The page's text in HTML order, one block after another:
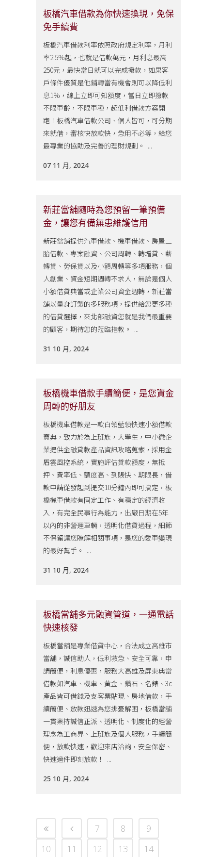
板橋汽車借款為你快速換現，免保
免手續費
板橋汽車借款利率依照政府規定利率，月利
率2.5%起，也就是借款萬元，月利息最高
250元，最快當日就可以完成撥款，如果客
戶條件優質是他鋪轉當有機會則可以降低利
息1%，線上立即可知額度，當日立即撥款
不限車齡，不限車種，超低利借款方案開
跑！板橋汽車借款公司、個人皆可，可分期
來就借，審核快放款快，急用不必等，給您
最專業的協助及完善的理財規劃。 ...
07 11 月, 2024
新莊當舖隨時為您預留一筆預備
金，讓您有備無患維護信用
新莊當舖提供汽車借款、機車借款、房屋二
胎借款、專案融資、公司周轉、轉增貸、薪
轉貸、勞保貸以及小額周轉等多項服務，個
人創業、資金短期週轉不求人，無論是個人
小額借貸典當或企業公司資金週轉，新莊當
舖以量身訂製的多服務項，提供給您更多種
的借貸選擇，來北部融資您就是我們最重要
的顧客，期待您的蒞臨指教。 ...
31 10 月, 2024
板橋機車借款手續簡便，是您資金
周轉的好朋友
板橋機車借款是一款白領藍領快速小額借款
寶典，致力於為上班族，大學生，中小微企
業提供金融貸款產品資訊攻略蒐索，採用金
盾雲風控系統，實施評估貸款額度，無抵
押、費率低、額度高、到賬快、期限長，借
款申請從發起到提交10分鐘內即可搞定，板
橋機車借款有固定工作、有穩定的經濟收
入，有完全民事行為能力，出廠日期在5年
以內的非營運車輛，透明化借貸過程，細節
不保留讓您瞭解相關事項，是您的愛車變現
的最好幫手。 ...
31 10 月, 2024
板橋當舖多元融資管道，一通電話
快速核發
板橋當舖是專業借貸中心，合法成立高雄市
當舖，誠信助人，低利救急、安全可靠，申
請簡便，利息優惠，服務大高雄及屏東典當
借款如汽車、機車、黃金、鑽石、名錶、3c
產品皆可借錢及支客票貼現、房地借款，手
續簡便、放款迅速為您排憂解困，板橋當舖
一貫稟持誠信正派、透明化、制度化的經營
理念為工商界、上班族及個人服務，手續簡
便，放款快速，歡迎來店洽詢，安全保密、
快速過件即刻放款！ ...
25 10 月, 2024
7 8
9
10
11 12 13
14